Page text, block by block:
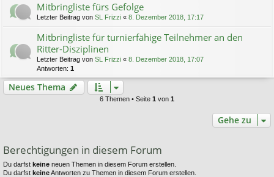
Mitbringliste fürs Gefolge
Letzter Beitrag von SL Frizzi « 8. Dezember 2018, 17:17
Mitbringliste für turnierfähige Teilnehmer an den
Ritter-Disziplinen
Letzter Beitrag von SL Frizzi « 8. Dezember 2018, 17:07
Antworten: 1
Neues Thema
6 Themen • Seite 1 von 1
Gehe zu
Berechtigungen in diesem Forum
Du darfst keine neuen Themen in diesem Forum erstellen.
Du darfst keineAntworten zu Themen in diesem Forum erstellen.